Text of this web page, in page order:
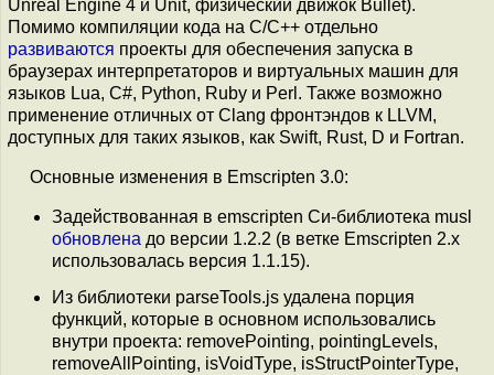
Unreal Engine 4 и Unit, физический движок Bullet).
Помимо компиляции кода на C/C++ отдельно
развиваются проекты для обеспечения запуска в
браузерах интерпретаторов и виртуальных машин для
языков Lua, C#, Python, Ruby и Perl. Также возможно
применение отличных от Clang фронтэндов к LLVM,
доступных для таких языков, как Swift, Rust, D и Fortran.
Основные изменения в Emscripten 3.0:
Задействованная в emscripten Си-библиотека musl
обновлена до версии 1.2.2 (в ветке Emscripten 2.x
использовалась версия 1.1.15).
Из библиотеки parseTools.js удалена порция
функций, которые в основном использовались
внутри проекта: removePointing, pointingLevels,
removeAllPointing, isVoidType, isStructPointerType,